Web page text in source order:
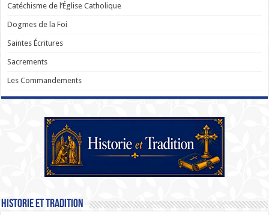
Catéchisme de l’Église Catholique
Dogmes de la Foi
Saintes Écritures
Sacrements
Les Commandements
Historie et Tradition